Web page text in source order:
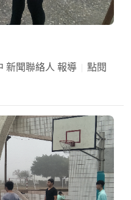
新聞聯絡人 報導
點閱